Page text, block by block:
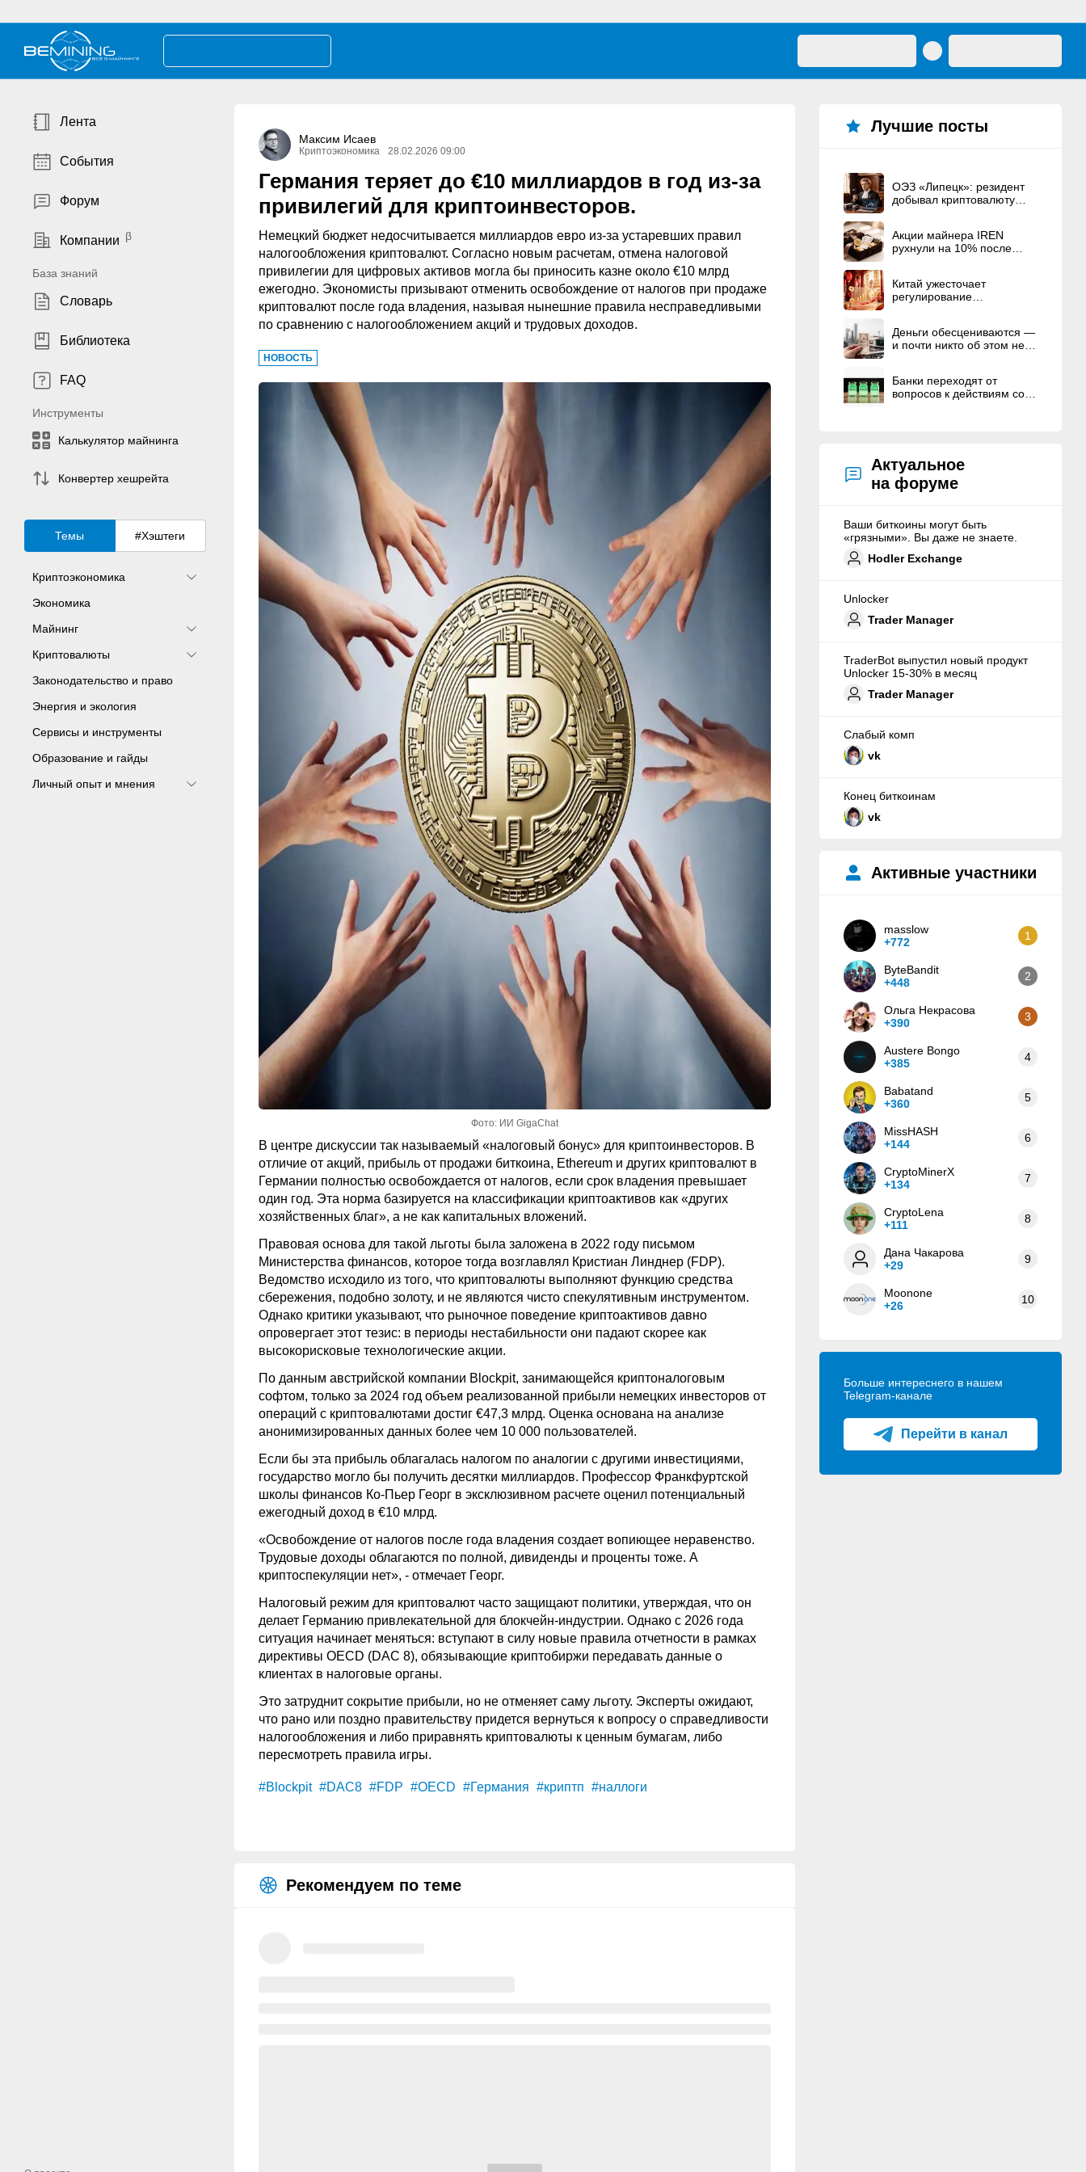
Лента
События
Форум
Компании
База знаний
Словарь
Библиотека
FAQ
Инструменты
Калькулятор майнинга
Конвертер хешрейта
Темы #Хэштеги
Криптоэкономика
Экономика
Майнинг
Криптовалюты
Законодательство и право
Энергия и экология
Сервисы и инструменты
Образование и гайды
Личный опыт и мнения
Максим Исаев
Криптоэкономика 28.02.2026 09:00
Германия теряет до €10 миллиардов в год из-за
привилегий для криптоинвесторов.
Немецкий бюджет недосчитывается миллиардов евро из-за устаревших правил
налогообложения криптовалют. Согласно новым расчетам, отмена налоговой
привилегии для цифровых активов могла бы приносить казне около €10 млрд
ежегодно. Экономисты призывают отменить освобождение от налогов при продаже
криптовалют после года владения, называя нынешние правила несправедливыми
по сравнению с налогообложением акций и трудовых доходов.
НОВОСТЬ
Фото: ИИ GigaChat
В центре дискуссии так называемый «налоговый бонус» для криптоинвесторов. В
отличие от акций, прибыль от продажи биткоина, Ethereum и других криптовалют в
Германии полностью освобождается от налогов, если срок владения превышает
один год. Эта норма базируется на классификации криптоактивов как «других
хозяйственных благ», а не как капитальных вложений.
Правовая основа для такой льготы была заложена в 2022 году письмом
Министерства финансов, которое тогда возглавлял Кристиан Линднер (FDP).
Ведомство исходило из того, что криптовалюты выполняют функцию средства
сбережения, подобно золоту, и не являются чисто спекулятивным инструментом.
Однако критики указывают, что рыночное поведение криптоактивов давно
опровергает этот тезис: в периоды нестабильности они падают скорее как
высокорисковые технологические акции.
По данным австрийской компании Blockpit, занимающейся криптоналоговым
софтом, только за 2024 год объем реализованной прибыли немецких инвесторов от
операций с криптовалютами достиг €47,3 млрд. Оценка основана на анализе
анонимизированных данных более чем 10 000 пользователей.
Если бы эта прибыль облагалась налогом по аналогии с другими инвестициями,
государство могло бы получить десятки миллиардов. Профессор Франкфуртской
школы финансов Ко-Пьер Георг в эксклюзивном расчете оценил потенциальный
ежегодный доход в €10 млрд.
«Освобождение от налогов после года владения создает вопиющее неравенство.
Трудовые доходы облагаются по полной, дивиденды и проценты тоже. А
криптоспекуляции нет», - отмечает Георг.
Налоговый режим для криптовалют часто защищают политики, утверждая, что он
делает Германию привлекательной для блокчейн-индустрии. Однако с 2026 года
ситуация начинает меняться: вступают в силу новые правила отчетности в рамках
директивы OECD (DAC 8), обязывающие криптобиржи передавать данные о
клиентах в налоговые органы.
Это затруднит сокрытие прибыли, но не отменяет саму льготу. Эксперты ожидают,
что рано или поздно правительству придется вернуться к вопросу о справедливости
налогообложения и либо приравнять криптовалюты к ценным бумагам, либо
пересмотреть правила игры.
#Blockpit #DAC8 #FDP #OECD #Германия #криптп #наллоги
Рекомендуем по теме
Лучшие посты
ОЭЗ «Липецк»: резидент
добывал криптовалюту
Акции майнера IREN
рухнули на 10% после
основателям
Китай ужесточает
регулирование
Деньги обесцениваются —
и почти никто об этом не
Банки переходят от
вопросов к действиям со
Актуальное
на форуме
Ваши биткоины могут быть
«грязными». Вы даже не знаете.
Hodler Exchange
Unlocker
Trader Manager
TraderBot выпустил новый продукт
Unlocker 15-30% в месяц
Trader Manager
Слабый комп
vk
Конец биткоинам
vk
Активные участники
masslow
+772
1
ByteBandit
+448
2
Ольга Некрасова
+390
3
Austere Bongo
+385
4
Babatand
+360
5
MissHASH
+144
6
CryptoMinerX
+134
7
CryptoLena
+111
8
Дана Чакарова
+29
9
Moonone
+26
10
Больше интереснего в нашем
Telegram-канале
Перейти в канал